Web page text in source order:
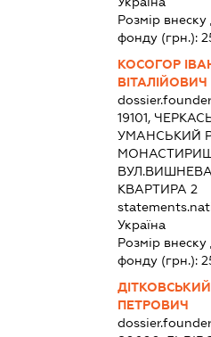
Розмір внеску
фонду (грн.):
КОСОГОР
ВІТАЛІЙОВИЧ
19101,
УМАНСЬКИЙ
КВАРТИРА 2
Україна
Розмір внеску
фонду (грн.):
ПЕТРОВИЧ